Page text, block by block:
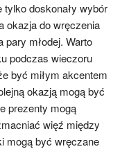
tylko doskonały wybór
okazja do wręczenia
młodej. Warto
podczas wieczoru
być miłym akcentem
okazją mogą być
prezenty mogą
więź między
mogą być wręczane